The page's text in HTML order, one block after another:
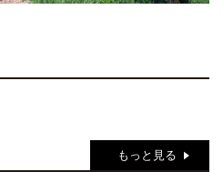
もっと見る